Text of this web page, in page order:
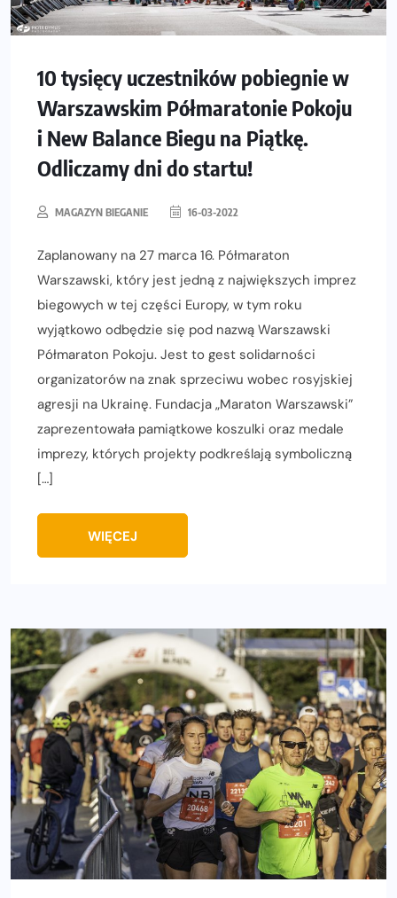
10 tysięcy uczestników pobiegnie w
Warszawskim Półmaratonie Pokoju
i New Balance Biegu na Piątkę.
Odliczamy dni do startu!
MAGAZYN BIEGANIE 16-03-2022
Zaplanowany na 27 marca 16. Półmaraton
Warszawski, który jest jedną z największych imprez
biegowych w tej części Europy, w tym roku
wyjątkowo odbędzie się pod nazwą Warszawski
Półmaraton Pokoju. Jest to gest solidarności
organizatorów na znak sprzeciwu wobec rosyjskiej
agresji na Ukrainę. Fundacja „Maraton Warszawski”
zaprezentowała pamiątkowe koszulki oraz medale
imprezy, których projekty podkreślają symboliczną
[…]
WIĘCEJ